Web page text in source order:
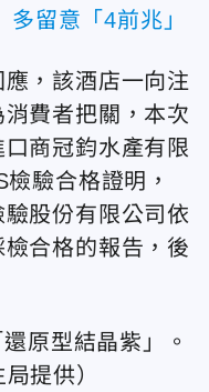
多留意「4前兆」
，該酒店一向注
費者把關，本次
商冠鈞水產有限
驗合格證明，
股份有限公司依
合格的報告，後